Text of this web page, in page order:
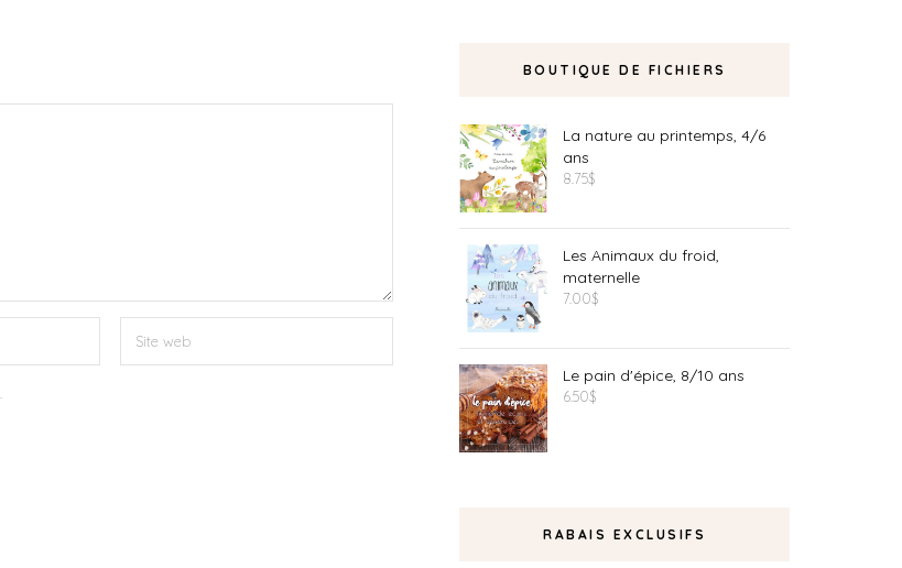
BOUTIQUE DE FICHIERS
La nature au printemps, 4/6
ans
8.75$
Les Animaux du froid,
maternelle
7.00$
Le pain d'épice, 8/10 ans
6.50$
RABAIS EXCLUSIFS